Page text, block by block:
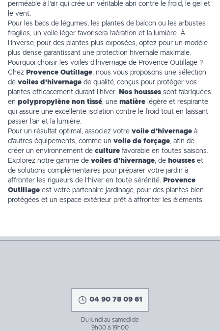
perméable à l’air qui crée un véritable abri contre le froid, le gel et
le vent.
Pour les bacs de légumes, les plantes de balcon ou les arbustes
fragiles, un voile léger favorisera l’aération et la lumière. À
l’inverse, pour des plantes plus exposées, optez pour un modèle
plus dense garantissant une protection hivernale maximale.
Pourquoi choisir les voiles d'hivernage de Provence Outillage ?
Chez Provence Outillage, nous vous proposons une sélection
de voiles d'hivernage de qualité, conçus pour protéger vos
plantes efficacement durant l'hiver. Nos housses sont fabriquées
en polypropylène non tissé, une matière légère et respirante
qui assure une excellente isolation contre le froid tout en laissant
passer l’air et la lumière.
Pour un résultat optimal, associez votre voile d’hivernage à
d'autres équipements, comme un voile de forçage, afin de
créer un environnement de culture favorable en toutes saisons.
Explorez notre gamme de voiles d’hivernage, de housses et
de solutions complémentaires pour préparer votre jardin à
affronter les rigueurs de l’hiver en toute sérénité. Provence
Outillage est votre partenaire jardinage, pour des plantes bien
protégées et un espace extérieur prêt à affronter les éléments.
04 90 78 09 61
Du lundi au samedi de
9h00 à 19h00